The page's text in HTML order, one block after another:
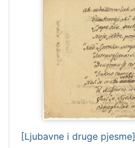
[Ljubavne i druge pjesme]